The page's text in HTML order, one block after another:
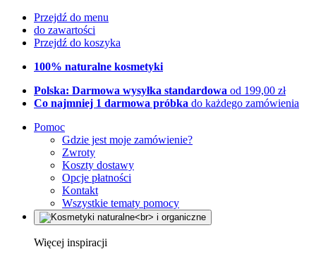
Przejdź do menu
do zawartości
Przejdź do koszyka
100% naturalne kosmetyki
Polska: Darmowa wysyłka standardowa od 199,00 zł
Co najmniej 1 darmowa próbka do każdego zamówienia
Pomoc
Gdzie jest moje zamówienie?
Zwroty
Koszty dostawy
Opcje płatności
Kontakt
Wszystkie tematy pomocy
Więcej inspiracji